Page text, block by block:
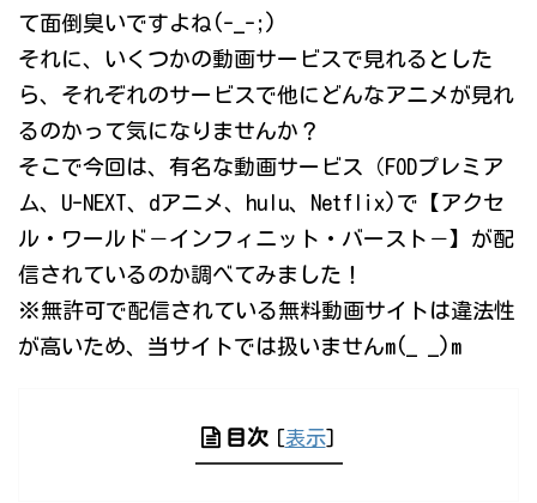
て面倒臭いですよね(-_-;)
それに、いくつかの動画サービスで見れるとした
ら、それぞれのサービスで他にどんなアニメが見れ
るのかって気になりませんか？
そこで今回は、有名な動画サービス（FODプレミア
ム、U-NEXT、dアニメ、hulu、Netflix)で【アクセ
ル・ワールド－インフィニット・バースト－】が配
信されているのか調べてみました！
※無許可で配信されている無料動画サイトは違法性
が高いため、当サイトでは扱いませんm(_ _)m
目次 [表示]